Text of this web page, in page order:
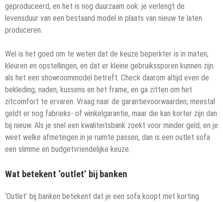
geproduceerd, en het is nog duurzaam ook: je verlengt de
levensduur van een bestaand model in plaats van nieuw te laten
produceren.
Wel is het goed om te weten dat de keuze beperkter is in maten,
kleuren en opstellingen, en dat er kleine gebruikssporen kunnen zijn
als het een showroommodel betreft. Check daarom altijd even de
bekleding, naden, kussens en het frame, en ga zitten om het
zitcomfort te ervaren. Vraag naar de garantievoorwaarden; meestal
geldt er nog fabrieks- of winkelgarantie, maar die kan korter zijn dan
bij nieuw. Als je snel een kwaliteitsbank zoekt voor minder geld, en je
weet welke afmetingen in je ruimte passen, dan is een outlet sofa
een slimme en budgetvriendelijke keuze.
Wat betekent ‘outlet’ bij banken
‘Outlet’ bij banken betekent dat je een sofa koopt met korting